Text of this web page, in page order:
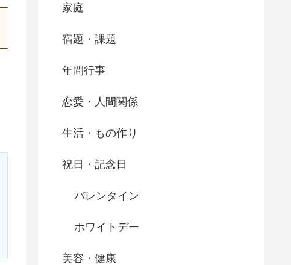
家庭
宿題・課題
年間行事
恋愛・人間関係
生活・もの作り
祝日・記念日
バレンタイン
ホワイトデー
美容・健康